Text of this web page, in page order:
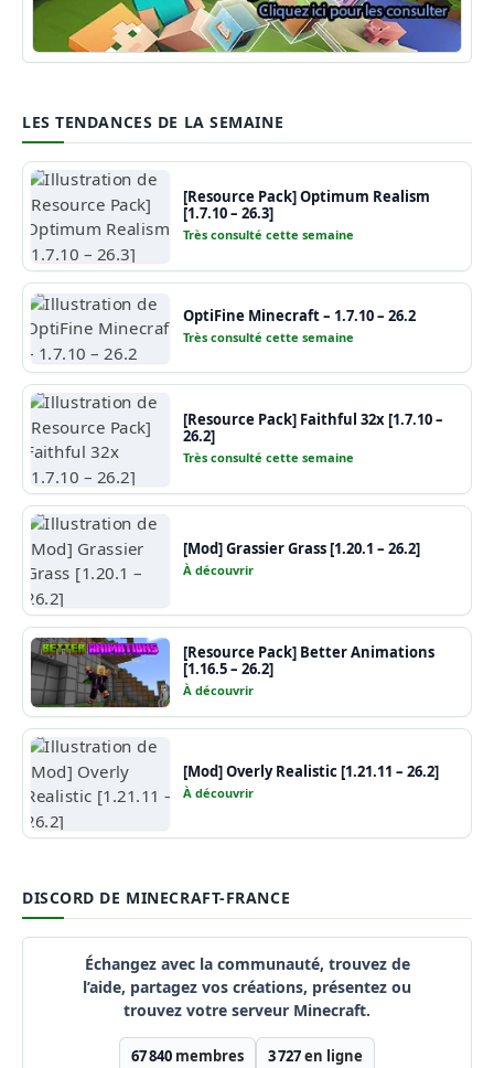
Guide Minecraft
LES TENDANCES DE LA SEMAINE
[Resource Pack] Optimum Realism
[1.7.10 – 26.3]
Très consulté cette semaine
OptiFine Minecraft – 1.7.10 – 26.2
Très consulté cette semaine
[Resource Pack] Faithful 32x [1.7.10 –
26.2]
Très consulté cette semaine
[Mod] Grassier Grass [1.20.1 – 26.2]
À découvrir
[Resource Pack] Better Animations
[1.16.5 – 26.2]
À découvrir
[Mod] Overly Realistic [1.21.11 – 26.2]
À découvrir
DISCORD DE MINECRAFT-FRANCE
Échangez avec la communauté, trouvez de
l’aide, partagez vos créations, présentez ou
trouvez votre serveur Minecraft.
67 840 membres 3 727en ligne